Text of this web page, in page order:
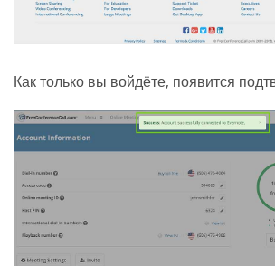
Как только вы войдёте, появится